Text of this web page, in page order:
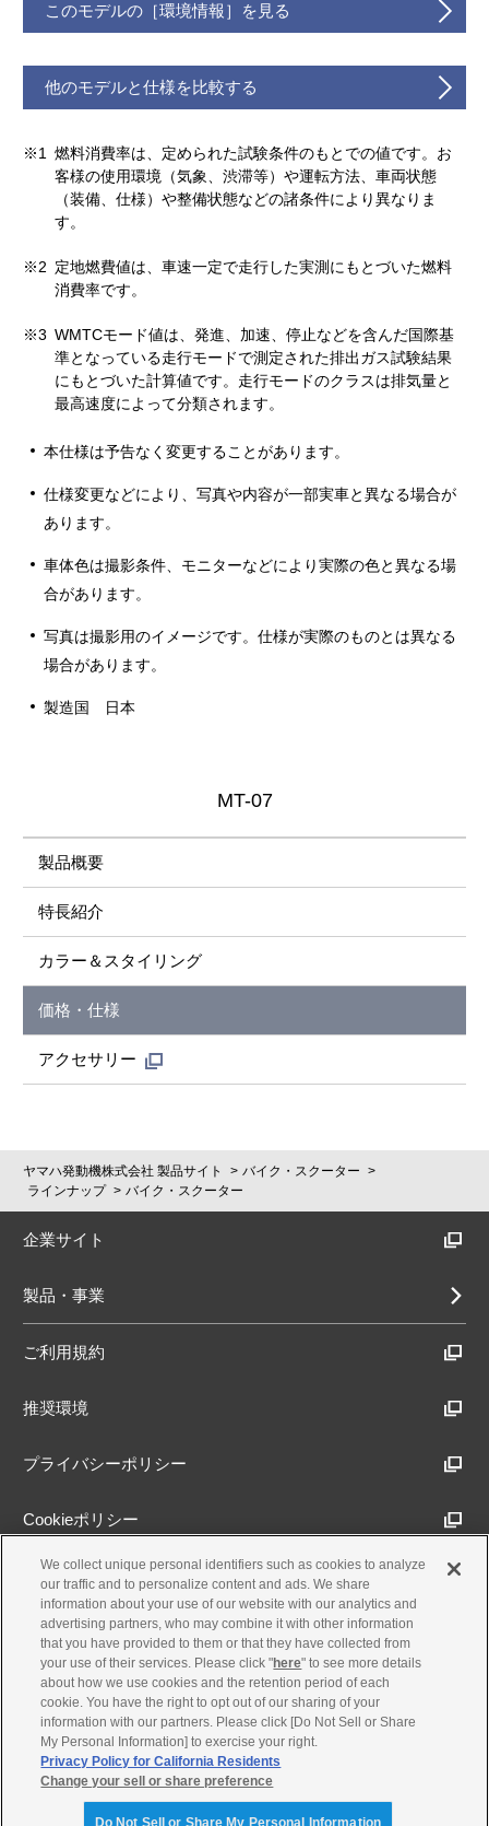
このモデルの［環境情報］を見る
他のモデルと仕様を比較する
※1 燃料消費率は、定められた試験条件のもとでの値です。お
客様の使用環境（気象、渋滞等）や運転方法、車両状態
（装備、仕様）や整備状態などの諸条件により異なりま
す。
※2 定地燃費値は、車速一定で走行した実測にもとづいた燃料
消費率です。
※3 WMTCモード値は、発進、加速、停止などを含んだ国際基
準となっている走行モードで測定された排出ガス試験結果
にもとづいた計算値です。走行モードのクラスは排気量と
最高速度によって分類されます。
本仕様は予告なく変更することがあります。
仕様変更などにより、写真や内容が一部実車と異なる場合が
あります。
車体色は撮影条件、モニターなどにより実際の色と異なる場
合があります。
写真は撮影用のイメージです。仕様が実際のものとは異なる
場合があります。
製造国 日本
MT-07
製品概要
特長紹介
カラー＆スタイリング
価格・仕様
アクセサリー
ヤマハ発動機株式会社 製品サイト
バイク・スクーター
ラインナップ
バイク・スクーター
企業サイト
製品・事業
ご利用規約
推奨環境
プライバシーポリシー
Cookieポリシー
アクセシビリティ方針
古物営業法に基づく表示
製品・事業のお問合せ
We collect unique personal identifiers such as cookies to analyze
our traffic and to personalize content and ads. We share
information about your use of our website with our analytics and
advertising partners, who may combine it with other information
that you have provided to them or that they have collected from
your use of their services. Please click "here" to see more details
about how we use cookies and the retention period of each
cookie. You have the right to opt out of our sharing of your
information with our partners. Please click [Do Not Sell or Share
My Personal Information] to exercise your right.
Privacy Policy for California Residents
Change your sell or share preference
Do Not Sell or Share My Personal Information